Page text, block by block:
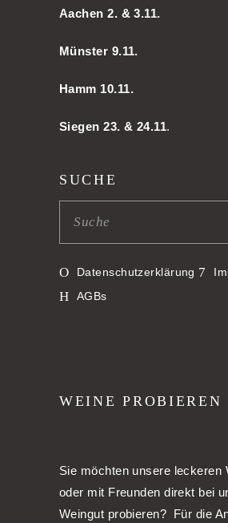
Aachen 2. & 3.11.
Münster 9.11.
Hamm 10.11.
Siegen 23. & 24.11.
SUCHE
Datenschutzerklärung
AGBs
WEINE PROBIEREN
Sie möchten unsere leckeren
oder mit Freunden direkt bei
Weingut probieren? Für die